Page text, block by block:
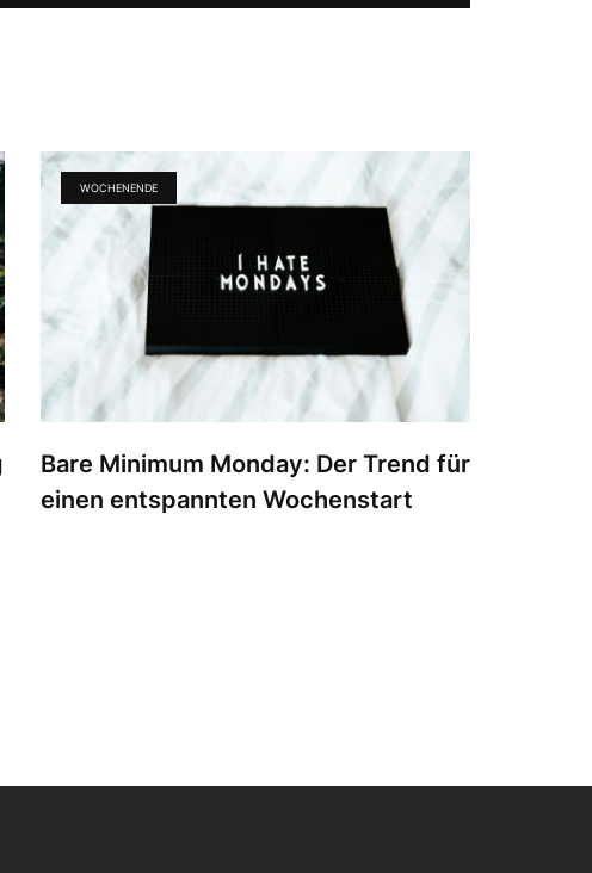
Bare Minimum Monday: Der Trend für
einen entspannten Wochenstart
WOCHENENDE